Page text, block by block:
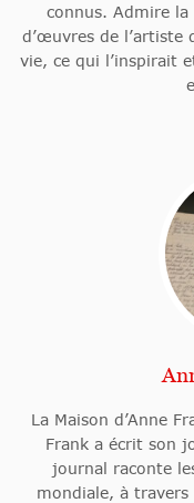
connus. Admire
d’œuvres de l’artiste
vie, ce qui l’inspirait
La Maison d’Anne
Frank a écrit son
journal raconte
mondiale, à